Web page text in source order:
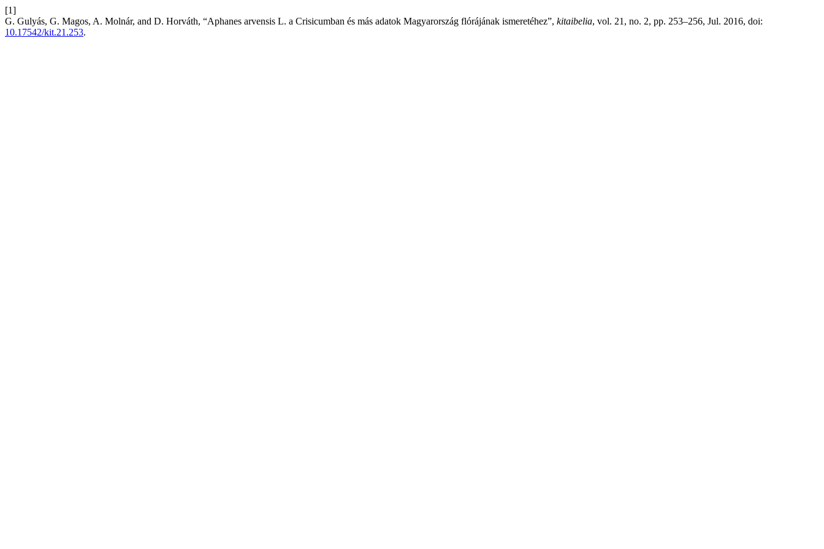
[1]
G. Gulyás, G. Magos, A. Molnár, and D. Horváth, “Aphanes arvensis L. a Crisicumban és más adatok Magyarország flórájának ismeretéhez”, kitaibelia, vol. 21, no. 2, pp. 253–256, Jul. 2016, doi:
10.17542/kit.21.253.